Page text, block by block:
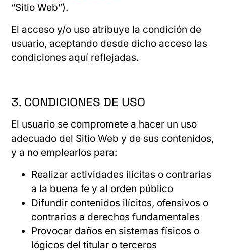
“Sitio Web”).
El acceso y/o uso atribuye la condición de
usuario, aceptando desde dicho acceso las
condiciones aquí reflejadas.
3. CONDICIONES DE USO
El usuario se compromete a hacer un uso
adecuado del Sitio Web y de sus contenidos,
y a no emplearlos para:
Realizar actividades ilícitas o contrarias
a la buena fe y al orden público
Difundir contenidos ilícitos, ofensivos o
contrarios a derechos fundamentales
Provocar daños en sistemas físicos o
lógicos del titular o terceros